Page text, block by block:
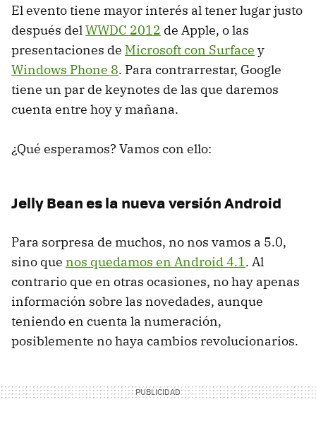
El evento tiene mayor interés al tener lugar justo
después del WWDC 2012 de Apple, o las
presentaciones de Microsoft con Surface y
Windows Phone 8. Para contrarrestar, Google
tiene un par de keynotes de las que daremos
cuenta entre hoy y mañana.
¿Qué esperamos? Vamos con ello:
Jelly Bean es la nueva versión Android
Para sorpresa de muchos, no nos vamos a 5.0,
sino que nos quedamos en Android 4.1 . Al
contrario que en otras ocasiones, no hay apenas
información sobre las novedades, aunque
teniendo en cuenta la numeración,
posiblemente no haya cambios revolucionarios.